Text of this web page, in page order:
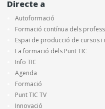
Directe a
Autoformació
Formació contínua dels
Espai de producció de cursos
La formació dels Punt TIC
Info TIC
Agenda
Formació
Punt TIC TV
Innovació